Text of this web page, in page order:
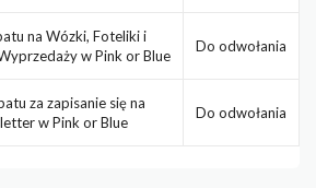
na Wózki, Foteliki i
w Pink or Blue
Do odwołania
za zapisanie się na
w Pink or Blue
Do odwołania